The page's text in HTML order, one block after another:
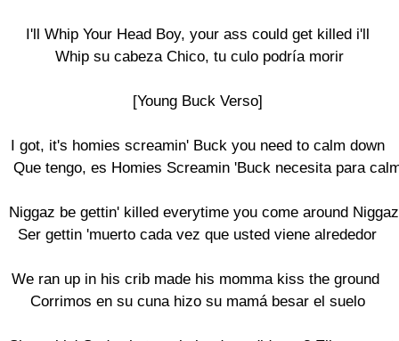
I'll Whip Your Head Boy, your ass could get killed i'll
Whip su cabeza Chico, tu culo podría morir
[Young Buck Verso]
I got, it's homies screamin' Buck you need to calm down
Que tengo, es Homies Screamin 'Buck necesita para
Niggaz be gettin' killed everytime you come around
Ser gettin 'muerto cada vez que usted viene alrededor
We ran up in his crib made his momma kiss the ground
Corrimos en su cuna hizo su mamá besar el suelo